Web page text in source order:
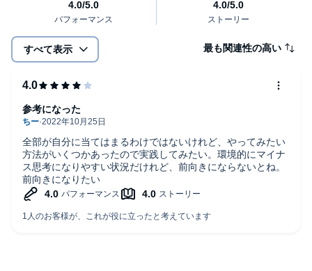
-+-+-+-マイナス思考からすぐに抜け出す9つ習慣-+-+-+-
2.相手を変えず見方を変える
3.徹底的に具体化する
4.さまざまな視点から眺める
すべて表示 最も関連性の高い
全部が自分に当てはまるわけではないけれど、やってみたい
方法がいくつかあったので実践してみたい。環境的にマイナ
ス思考になりやすい状況だけれど、前向きにならないとね。
前向きになりたい
参考になった